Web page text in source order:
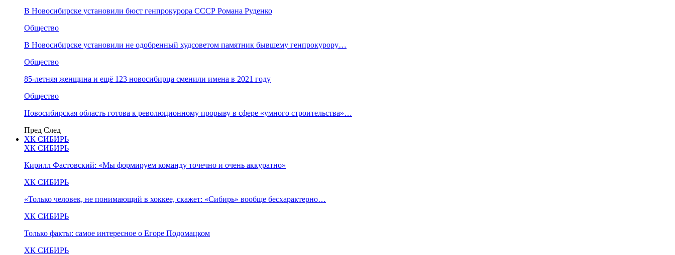
В Новосибирске установили бюст генпрокурора СССР Романа Руденко
Общество
В Новосибирске установили не одобренный худсоветом памятник бывшему генпрокурору…
Общество
85-летняя женщина и ещё 123 новосибирца сменили имена в 2021 году
Общество
Новосибирская область готова к революционному прорыву в сфере «умного строительства»…
Пред След
ХК СИБИРЬ
ХК СИБИРЬ
Кирилл Фастовский: «Мы формируем команду точечно и очень аккуратно»
ХК СИБИРЬ
«Только человек, не понимающий в хоккее, скажет: «Сибирь» вообще бесхарактерно…
ХК СИБИРЬ
Только факты: самое интересное о Егоре Подомацком
ХК СИБИРЬ